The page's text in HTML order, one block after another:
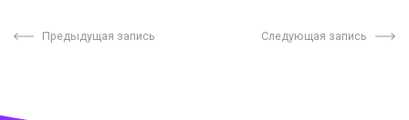
Предыдущая запись Следующая запись